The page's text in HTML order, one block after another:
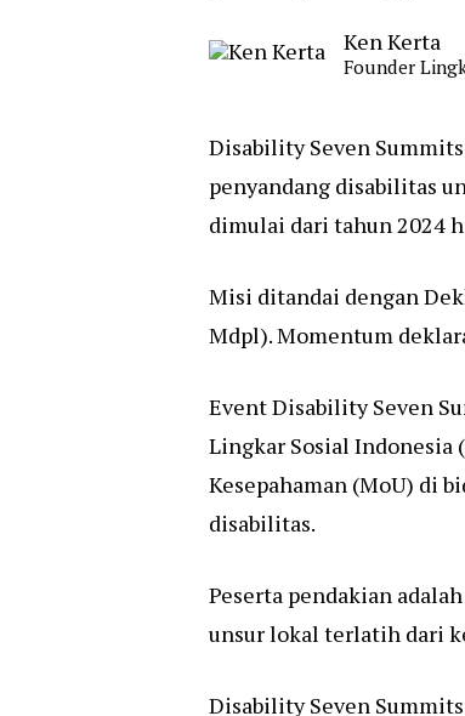
Ken Kerta
Founder
Disability Seven
penyandang disabilitas
dimulai dari tahun 2024
Misi ditandai dengan
Mdpl). Momentum
Event Disability Seven
Lingkar Sosial Indonesia
Kesepahaman (MoU) di
disabilitas.
Peserta pendakian
unsur lokal terlatih dari
Disability Seven